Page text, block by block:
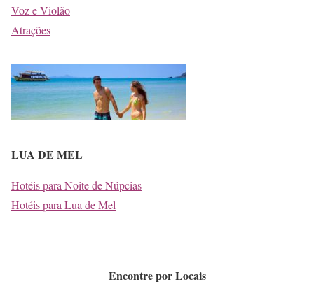
Voz e Violão
Atrações
LUA DE MEL
Hotéis para Noite de Núpcias
Hotéis para Lua de Mel
Encontre por Locais